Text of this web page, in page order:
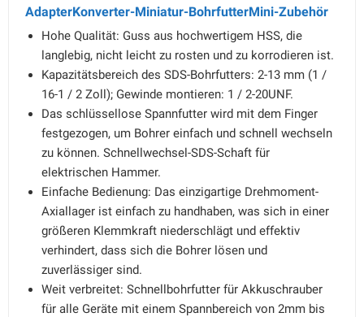
AdapterKonverter-Miniatur-BohrfutterMini-Zubehör
Hohe Qualität: Guss aus hochwertigem HSS, die
langlebig, nicht leicht zu rosten und zu korrodieren ist.
Kapazitätsbereich des SDS-Bohrfutters: 2-13 mm (1 /
16-1 / 2 Zoll); Gewinde montieren: 1 / 2-20UNF.
Das schlüssellose Spannfutter wird mit dem Finger
festgezogen, um Bohrer einfach und schnell wechseln
zu können. Schnellwechsel-SDS-Schaft für
elektrischen Hammer.
Einfache Bedienung: Das einzigartige Drehmoment-
Axiallager ist einfach zu handhaben, was sich in einer
größeren Klemmkraft niederschlägt und effektiv
verhindert, dass sich die Bohrer lösen und
zuverlässiger sind.
Weit verbreitet: Schnellbohrfutter für Akkuschrauber
für alle Geräte mit einem Spannbereich von 2mm bis